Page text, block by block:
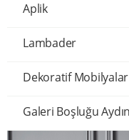
Aplik
Lambader
Dekoratif Mobilyalar
Galeri Boşluğu